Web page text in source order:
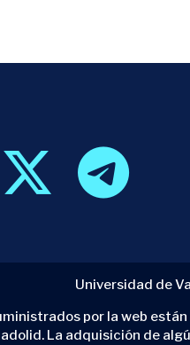
Universidad de
por la web
La adquisición de